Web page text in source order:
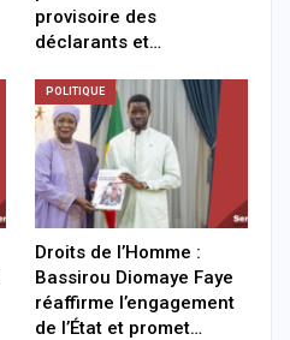
provisoire des
déclarants et…
POLITIQUE
Droits de l’Homme :
Bassirou Diomaye Faye
réaffirme l’engagement
de l’État et promet…